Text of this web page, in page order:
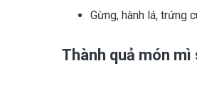
Gừng, hành lá, trứng
Thành quả món